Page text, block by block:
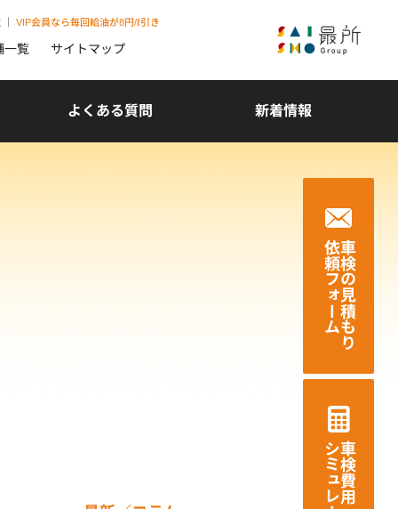
VIP会員なら毎回給油が8円/ℓ引き
一覧 サイトマップ
よくある質問 新着情報
車検の見積もり
依頼フォーム
車検費用